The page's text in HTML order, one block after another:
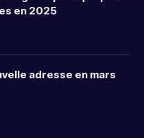
en 2025
adresse en mars